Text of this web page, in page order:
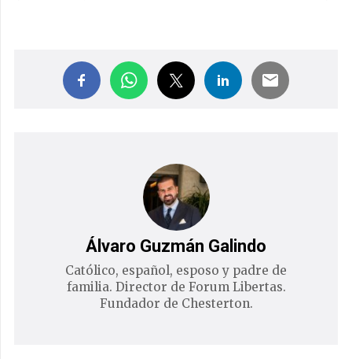
Álvaro Guzmán Galindo
Católico, español, esposo y padre de
familia. Director de Forum Libertas.
Fundador de Chesterton.